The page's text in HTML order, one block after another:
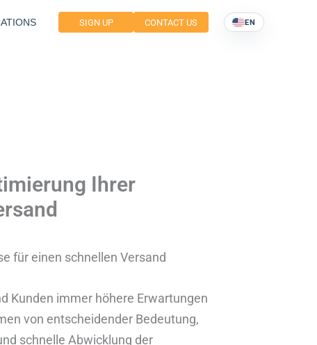
SIGN UP CONTACT US EN
Ihrer
für einen schnellen Versand
Kunden immer höhere Erwartungen
von entscheidender Bedeutung,
schnelle Abwicklung der